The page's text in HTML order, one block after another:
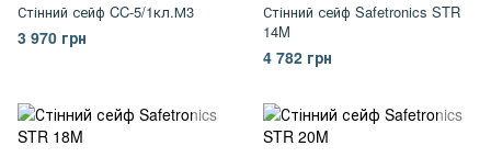
Стінний сейф CC-5/1кл.М3
3 970 грн
Стінний сейф Safetronics STR
14M
4 782 грн